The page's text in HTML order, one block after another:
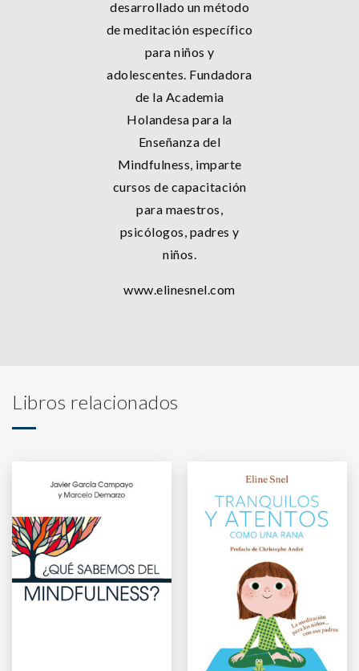
desarrollado un método
de meditación específico
para niños y
adolescentes. Fundadora
de la Academia
Holandesa para la
Enseñanza del
Mindfulness, imparte
cursos de capacitación
para maestros,
psicólogos, padres y
niños.
www.elinesnel.com
Libros relacionados